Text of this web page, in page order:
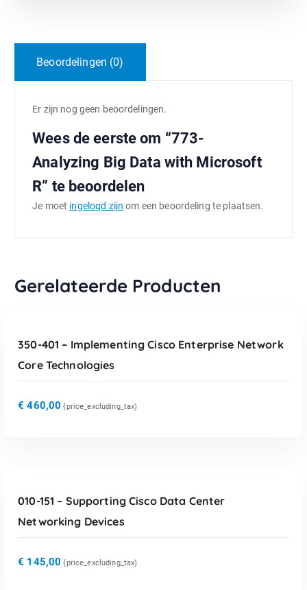
Beoordelingen (0)
Er zijn nog geen beoordelingen.
Wees de eerste om “773-
Analyzing Big Data with Microsoft
R” te beoordelen
Je moet ingelogd zijn om een beoordeling te plaatsen.
Gerelateerde Producten
350-401 – Implementing Cisco Enterprise Network
Core Technologies
€ 460,00 {price_excluding_tax)
010-151 – Supporting Cisco Data Center
Networking Devices
€ 145,00 {price_excluding_tax)